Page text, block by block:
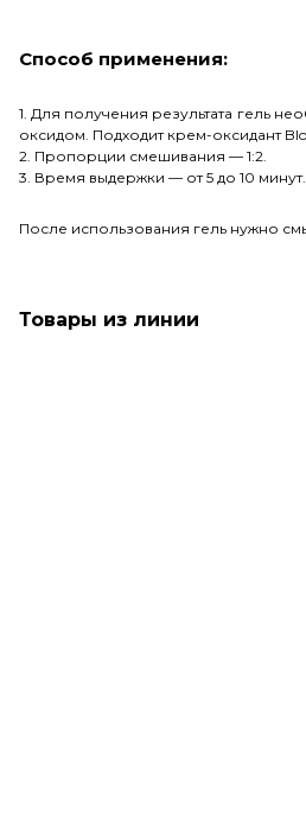
Способ применения:
1. Для получения результата гель
оксидом. Подходит крем-оксидант
2. Пропорции смешивания — 1:2.
3. Время выдержки — от 5 до 10 минут.
После использования гель нужно
Товары из линии